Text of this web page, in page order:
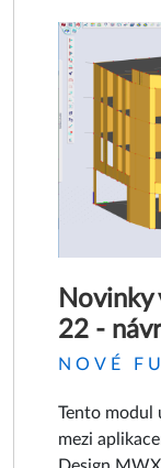
Novinky
22 -
NOVÉ
Tento modul
mezi